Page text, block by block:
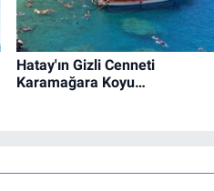
Hatay'ın Gizli Cenneti
Karamağara Koyu…